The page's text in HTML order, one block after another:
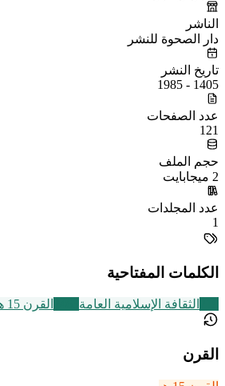
الناشر
دار الصحوة للنشر
تاريخ النشر
1405 - 1985
عدد الصفحات
121
حجم الملف
2 ميجابايت
عدد المجلدات
1
الكلمات المفتاحية
الثقافة الإسلامية العامة القرن 15 هـ
القرن